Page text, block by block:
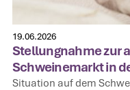
19.06.2026
Stellungnahme zur
Schweinemarkt in
Situation auf dem